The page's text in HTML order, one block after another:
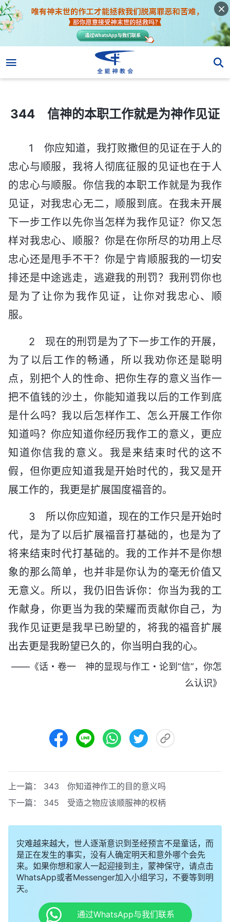
344 信神的本职工作就是为神作见证
344 信神的本职工作就是为神作见证
1 你应知道，我打败撒但的见证在于人的
忠心与顺服，我将人彻底征服的见证也在于人
的忠心与顺服。你信我的本职工作就是为我作
见证，对我忠心无二，顺服到底。在我未开展
下一步工作以先你当怎样为我作见证？你又怎
样对我忠心、顺服？你是在你所尽的功用上尽
忠心还是甩手不干？你是宁肯顺服我的一切安
排还是中途逃走，逃避我的刑罚？我刑罚你也
是为了让你为我作见证，让你对我忠心、顺
服。
2 现在的刑罚是为了下一步工作的开展，
为了以后工作的畅通，所以我劝你还是聪明
点，别把个人的性命、把你生存的意义当作一
把不值钱的沙土，你能知道我以后的工作到底
是什么吗？我以后怎样作工、怎么开展工作你
知道吗？你应知道你经历我作工的意义，更应
知道你信我的意义。我是来结束时代的这不
假，但你更应知道我是开始时代的，我又是开
展工作的，我更是扩展国度福音的。
3 所以你应知道，现在的工作只是开始时
代，是为了以后扩展福音打基础的，也是为了
将来结束时代打基础的。我的工作并不是你想
象的那么简单，也并非是你认为的毫无价值又
无意义。所以，我仍旧告诉你：你当为我的工
作献身，你更当为我的荣耀而贡献你自己，为
我作见证更是我早已盼望的，将我的福音扩展
出去更是我盼望已久的，你当明白我的心。
——《话・卷一 神的显现与作工・论到“信”，你怎
么认识》
上一篇： 343 你知道神作工的目的意义吗
下一篇： 345 受造之物应该顺服神的权柄
灾难越来越大，世人逐渐意识到圣经预言不是童话，而
是正在发生的事实，没有人确定明天和意外哪个会先
来。如果你想和家人一起迎接到主，蒙神保守，请点击
WhatsApp或者Messenger加入小组学习，不要等到明
天。
通过WhatsApp与我们联系